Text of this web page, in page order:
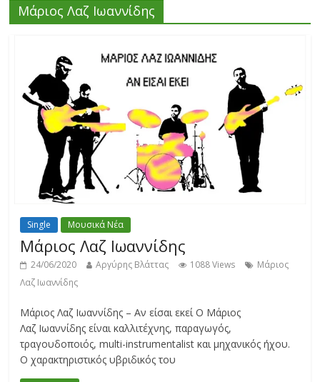
Μάριος Λαζ Ιωαννίδης
Single Μουσικά Νέα
Μάριος Λαζ Ιωαννίδης
24/06/2020 Αργύρης Βλάττας 1088 Views
Μάριος
Λαζ Ιωαννίδης
Μάριος Λαζ Ιωαννίδης – Αν είσαι εκεί Ο Μάριος
Λαζ Ιωαννίδης είναι καλλιτέχνης, παραγωγός,
τραγουδοποιός, multi-instrumentalist και μηχανικός ήχου.
Ο χαρακτηριστικός υβριδικός του